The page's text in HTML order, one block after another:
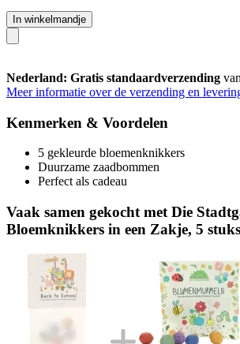
In winkelmandje
Nederland: Gratis standaardverzending
Meer informatie over de verzending en
Kenmerken & Voordelen
5 gekleurde bloemenknikkers
Duurzame zaadbommen
Perfect als cadeau
Vaak samen gekocht met Die
Bloemknikkers in een Zakje, 5 stuks